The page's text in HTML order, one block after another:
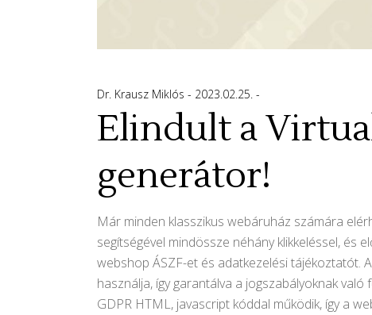
Dr. Krausz Miklós 2023.02.25.
Elindult a
generátor!
Már minden klasszikus webáruház számára
segítségével mindössze néhány klikkeléssel, és
webshop ÁSZF-et és adatkezelési tájékoztatót.
használja, így garantálva a jogszabályoknak
GDPR HTML, javascript kóddal működik, így a